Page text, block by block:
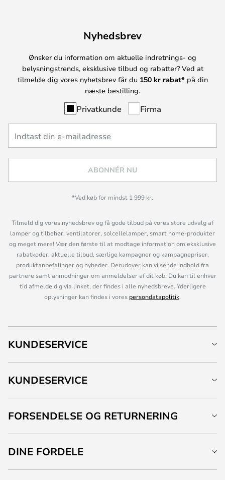
Nyhedsbrev
Ønsker du information om aktuelle indretnings- og
belysningstrends, eksklusive tilbud og rabatter? Ved at
tilmelde dig vores nyhetsbrev får du 150 kr rabat* på din
næste bestilling.
Privatkunde Firma
ABONNÉR NU
*Ved køb for mindst 1 999 kr.
Tilmeld dig vores nyhedsbrev og få gode tilbud på vores store udvalg af
lamper og tilbehør, ventilatorer, solcellelamper, smart home-produkter
og meget mere! Vær den første til at modtage information om eksklusive
rabatkoder, aktuelle tilbud, særlige kampagner og kampagnepriser,
produktanbefalinger og nyheder. Derudover kan vi sende indhold fra
partnere samt anmodninger om anmeldelser af dit køb. Du kan til enhver
tid afmelde dig via linket, der findes i alle nyhedsbreve. Yderligere
oplysninger kan findes i vores persondatapolitik.
KUNDESERVICE
KUNDESERVICE
FORSENDELSE OG RETURNERING
DINE FORDELE